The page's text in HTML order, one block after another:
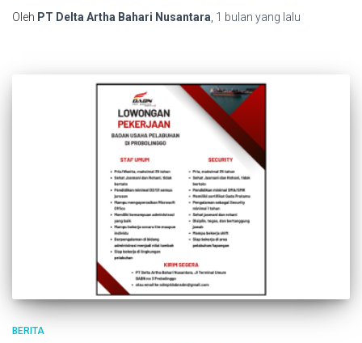
Oleh PT Delta Artha Bahari Nusantara 1 bulan yang lalu
BERITA